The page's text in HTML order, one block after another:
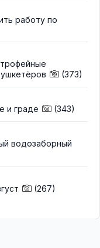
работу по
(373)
и граде (343)
водозаборный
(267)